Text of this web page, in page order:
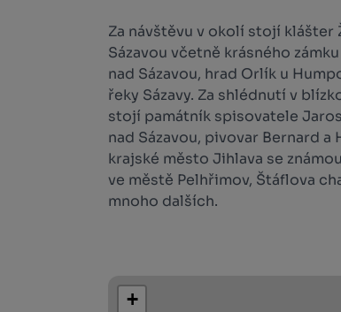
Za návštěvu v okolí stojí klášter
Sázavou včetně krásného
nad Sázavou, hrad Orlík u
řeky Sázavy. Za shlédnutí v
stojí památník spisovatele
nad Sázavou, pivovar Bernard
krajské město Jihlava se
ve městě Pelhřimov, Štáflova
mnoho dalších.
+